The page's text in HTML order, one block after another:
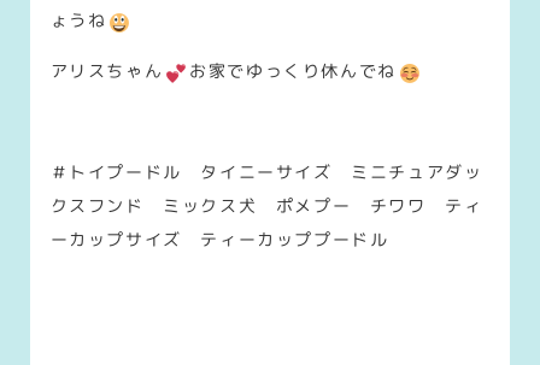
ょうね
アリスちゃん お家でゆっくり休んでね
＃トイプードル タイニーサイズ ミニチュアダッ
クスフンド ミックス犬 ポメプー チワワ ティ
ーカップサイズ ティーカッププードル